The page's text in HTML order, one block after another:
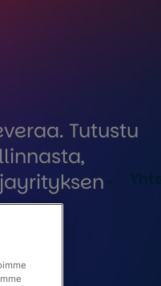
Tutustu